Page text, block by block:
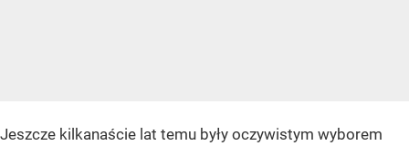
Jeszcze kilkanaście lat temu były oczywistym wyborem